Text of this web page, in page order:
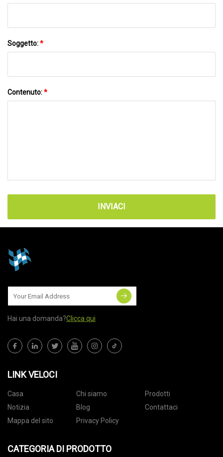
Soggetto:*
Contenuto:*
INVIACI
Hai una domanda?Clicca qui
LINK VELOCI
Casa Chi siamo
Prodotti
Notizia
Blog
Contattaci
Mappa del sito
Privacy Policy
CATEGORIA DI PRODOTTO